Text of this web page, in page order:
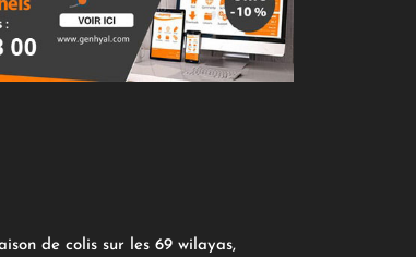
de colis sur les 69 wilayas,